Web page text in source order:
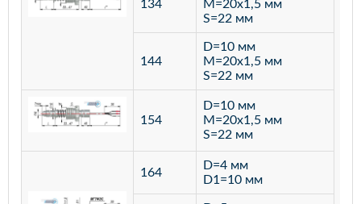
134
M=20х1,5 мм
S=22 мм
144
D=10 мм
M=20х1,5 мм
S=22 мм
154
D=10 мм
M=20х1,5 мм
S=22 мм
164
D=4 мм
D1=10 мм